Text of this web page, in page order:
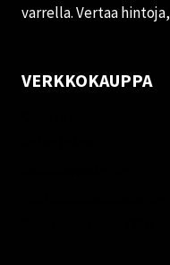
varrella. Vertaa
VERKKOKAUPPA